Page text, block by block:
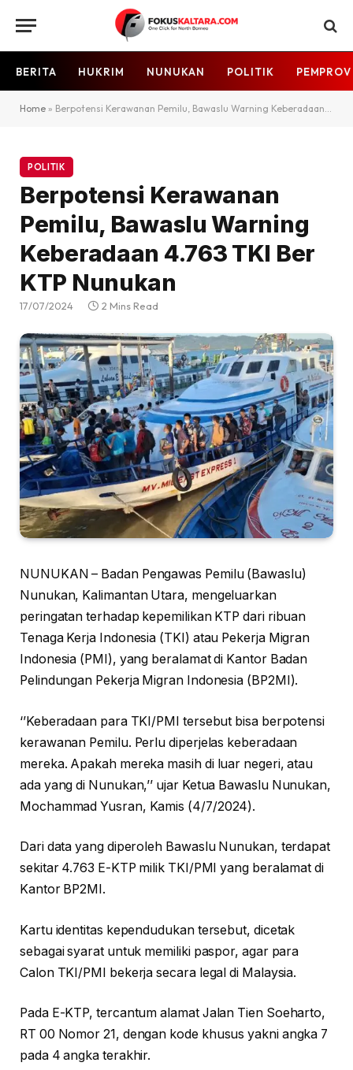
BERITA HUKRIM NUNUKAN POLITIK
Home » Berpotensi Kerawanan Pemilu, Bawaslu Warning Keberadaan 4.763 TKI Ber KTP Nunukan
POLITIK
Berpotensi Kerawanan
Pemilu, Bawaslu Warning
Keberadaan 4.763 TKI Ber
KTP Nunukan
17/07/2024 2 Mins Read
NUNUKAN – Badan Pengawas Pemilu (Bawaslu)
Nunukan, Kalimantan Utara, mengeluarkan
peringatan terhadap kepemilikan KTP dari ribuan
Tenaga Kerja Indonesia (TKI) atau Pekerja Migran
Indonesia (PMI), yang beralamat di Kantor Badan
Pelindungan Pekerja Migran Indonesia (BP2MI).
‘’Keberadaan para TKI/PMI tersebut bisa berpotensi
kerawanan Pemilu. Perlu diperjelas keberadaan
mereka. Apakah mereka masih di luar negeri, atau
ada yang di Nunukan,’’ ujar Ketua Bawaslu Nunukan,
Mochammad Yusran, Kamis (4/7/2024).
Dari data yang diperoleh Bawaslu Nunukan, terdapat
sekitar 4.763 E-KTP milik TKI/PMI yang beralamat di
Kantor BP2MI.
Kartu identitas kependudukan tersebut, dicetak
sebagai syarat untuk memiliki paspor, agar para
Calon TKI/PMI bekerja secara legal di Malaysia.
Pada E-KTP, tercantum alamat Jalan Tien Soeharto,
RT 00 Nomor 21, dengan kode khusus yakni angka 7
pada 4 angka terakhir.